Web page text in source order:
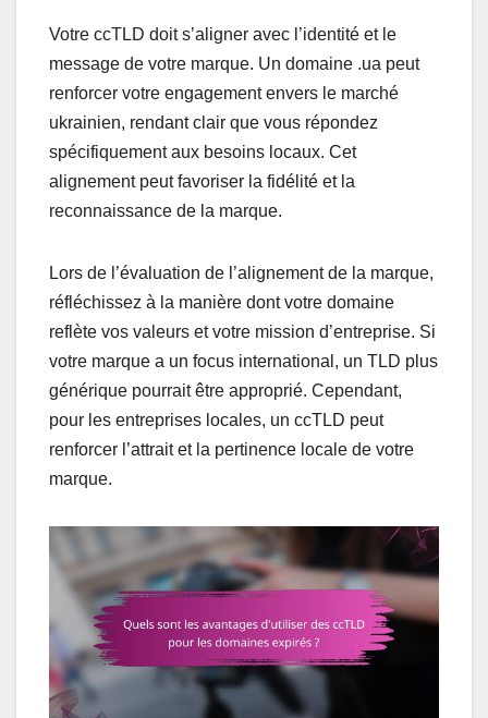
Votre ccTLD doit s’aligner avec l’identité et le
message de votre marque. Un domaine .ua peut
renforcer votre engagement envers le marché
ukrainien, rendant clair que vous répondez
spécifiquement aux besoins locaux. Cet
alignement peut favoriser la fidélité et la
reconnaissance de la marque.
Lors de l’évaluation de l’alignement de la marque,
réfléchissez à la manière dont votre domaine
reflète vos valeurs et votre mission d’entreprise. Si
votre marque a un focus international, un TLD plus
générique pourrait être approprié. Cependant,
pour les entreprises locales, un ccTLD peut
renforcer l’attrait et la pertinence locale de votre
marque.